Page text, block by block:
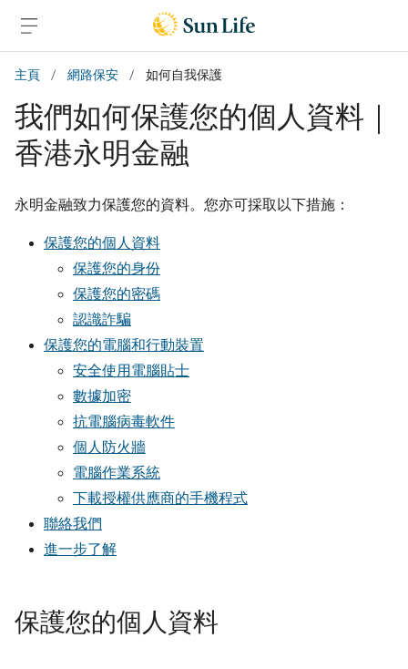
主頁
/ 網路保安 / 如何自我保護
我們如何保護您的個人資料｜
香港永明金融
永明金融致力保護您的資料。您亦可採取以下措施：
保護您的個人資料
保護您的身份
保護您的密碼
認識詐騙
保護您的電腦和行動裝置
安全使用電腦貼士
數據加密
抗電腦病毒軟件
個人防火牆
電腦作業系統
下載授權供應商的手機程式
聯絡我們
進一步了解
保護您的個人資料